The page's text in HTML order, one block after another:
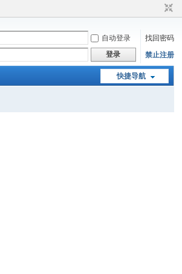
自动登录
找回密码
登录 禁止注册
快捷导航